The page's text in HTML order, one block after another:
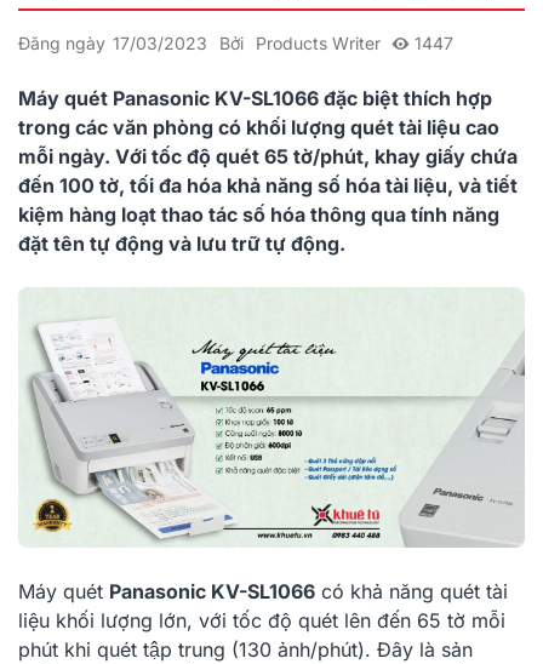
Đăng ngày 17/03/2023 Bởi Products Writer 1447
Máy quét Panasonic KV-SL1066 đặc biệt thích hợp
trong các văn phòng có khối lượng quét tài liệu cao
mỗi ngày. Với tốc độ quét 65 tờ/phút, khay giấy chứa
đến 100 tờ, tối đa hóa khả năng số hóa tài liệu, và tiết
kiệm hàng loạt thao tác số hóa thông qua tính năng
đặt tên tự động và lưu trữ tự động.
Máy quét Panasonic KV-SL1066 có khả năng quét tài
liệu khối lượng lớn, với tốc độ quét lên đến 65 tờ mỗi
phút khi quét tập trung (130 ảnh/phút). Đây là sản